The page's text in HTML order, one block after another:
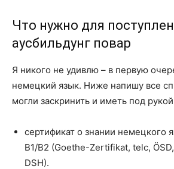
Что нужно для
аусбильдунг повар
Я никого не удивлю – в первую
немецкий язык. Ниже напишу все
могли заскринить и иметь под
сертификат о знании немецкого
B1/B2 (Goethe-Zertifikat, telc,
DSH).